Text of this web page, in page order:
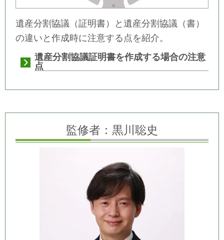
遺産分割協議（証明書）と遺産分割協議（書）
の違いと作成時に注意する点を紹介。
遺産分割協議証明書を作成する場合の注意
点
監修者：黒川聡史